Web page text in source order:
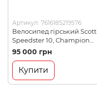
Артикул: 7616185219576
Велосипед гірський Scott
Speedster 10, Champion
Black, L, 2026 (SCT
423303.CHAB-L)
95 000 грн
Купити